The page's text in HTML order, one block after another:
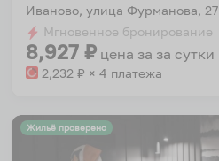
Иваново, улица Фурманова, 27
Мгновенное бронирование
8,927 ₽ цена за за сутки
2,232 ₽ × 4 платежа
Жильё проверено